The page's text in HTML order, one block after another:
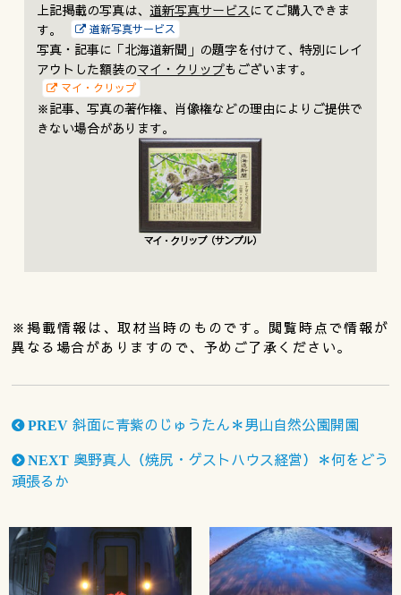
上記掲載の写真は、道新写真サービスにてご購入できま
す。
道新写真サービス
写真・記事に「北海道新聞」の題字を付けて、特別にレイ
アウトした額装のマイ・クリップもございます。
マイ・クリップ
※記事、写真の著作権、肖像権などの理由によりご提供で
きない場合があります。
※掲載情報は、取材当時のものです。閲覧時点で情報が
異なる場合がありますので、予めご了承ください。
PREV 斜面に青紫のじゅうたん＊男山自然公園開園
NEXT 奥野真人（焼尻・ゲストハウス経営）＊何をどう
頑張るか